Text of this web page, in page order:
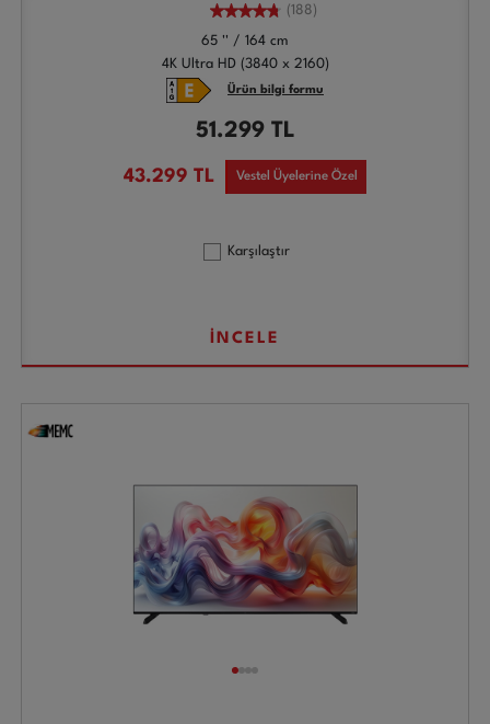
(188)
65 '' / 164 cm
4K Ultra HD (3840 x 2160)
Ürün bilgi formu
51.299 TL
43.299 TL Vestel Üyelerine Özel
Karşılaştır
İNCELE